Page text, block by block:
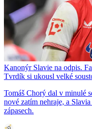
Kanonýr Slavie na odpis.
Tvrdík si ukousl velké
Tomáš Chorý dal v minulé
nové zatím nehraje, a
zápasech.